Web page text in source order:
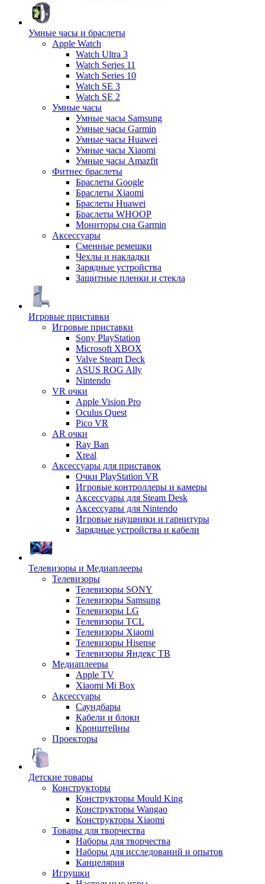
Умные часы и браслеты
Apple Watch
Watch Ultra 3
Watch Series 11
Watch Series 10
Watch SE 3
Watch SE 2
Умные часы
Умные часы Samsung
Умные часы Garmin
Умные часы Huawei
Умные часы Xiaomi
Умные часы Amazfit
Фитнес браслеты
Браслеты Google
Браслеты Xiaomi
Браслеты Huawei
Браслеты WHOOP
Мониторы сна Garmin
Аксессуары
Сменные ремешки
Чехлы и накладки
Зарядные устройства
Защитные пленки и стекла
Игровые приставки
Игровые приставки
Sony PlayStation
Microsoft XBOX
Valve Steam Deck
ASUS ROG Ally
Nintendo
VR очки
Apple Vision Pro
Oculus Quest
Pico VR
AR очки
Ray Ban
Xreal
Аксессуары для приставок
Очки PlayStation VR
Игровые контроллеры и камеры
Аксессуары для Steam Desk
Аксессуары для Nintendo
Игровые наушники и гарнитуры
Зарядные устройства и кабели
Телевизоры и Медиаплееры
Телевизоры
Телевизоры SONY
Телевизоры Samsung
Телевизоры LG
Телевизоры TCL
Телевизоры Xiaomi
Телевизоры Hisense
Телевизоры Яндекс ТВ
Медиаплееры
Apple TV
Xiaomi Mi Box
Аксессуары
Саундбары
Кабели и блоки
Кронштейны
Проекторы
Детские товары
Конструкторы
Конструкторы Mould King
Конструкторы Wangao
Конструкторы Xiaomi
Товары для творчества
Наборы для творчества
Наборы для исследований и опытов
Канцелярия
Игрушки